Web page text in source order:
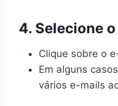
4. Selecione
Clique sobre o
Em alguns
vários e-mails